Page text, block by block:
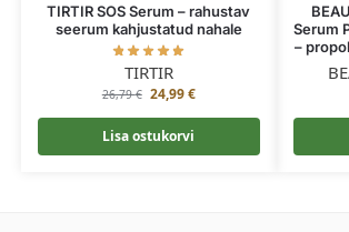
TIRTIR SOS Serum – rahustav
seerum kahjustatud nahale
TIRTIR
26,79€ 24,99€
Lisa ostukorvi
Serum
–